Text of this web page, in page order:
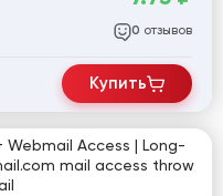
0 отзывов
Купить
Webmail Access | Long-
mail access throw